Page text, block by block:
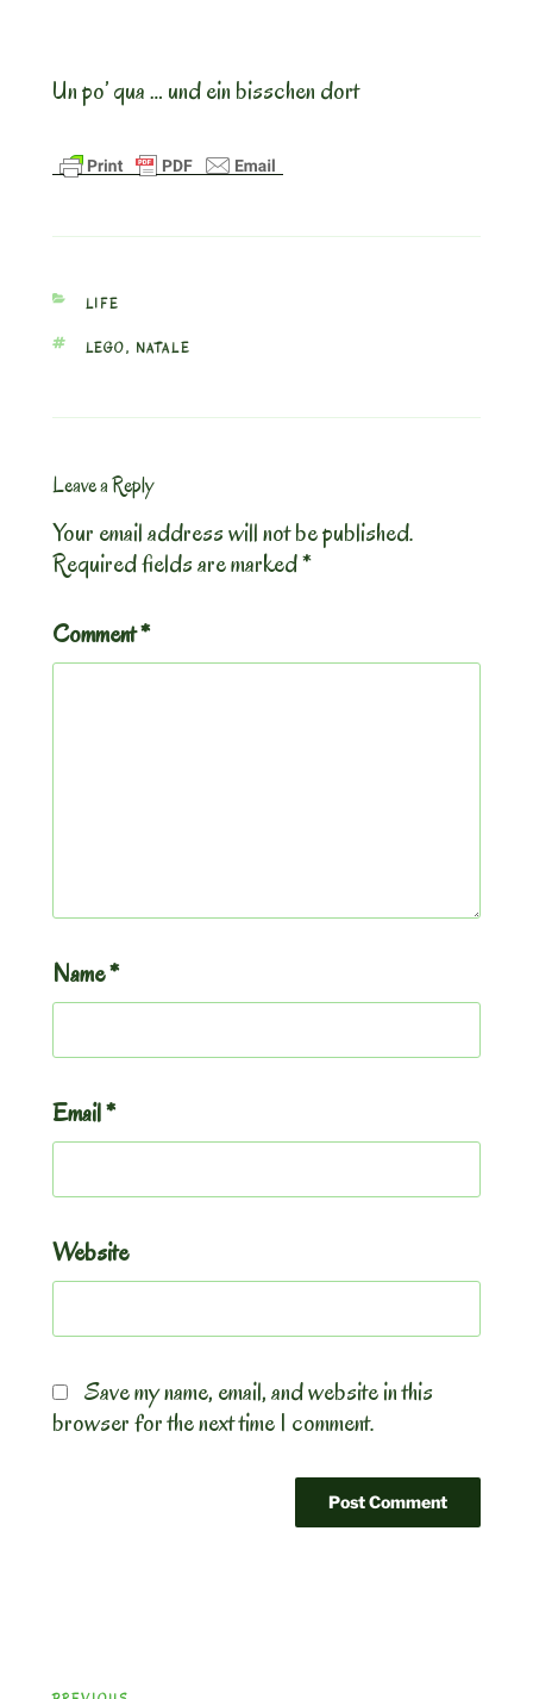
Un po’ qua … und ein bisschen dort
CATEGORIES
LIFE
TAGS
LEGO, NATALE
Leave a Reply
Your email address will not be published.
Required fields are marked*
Comment*
Name*
Email*
Website
Save my name, email, and website in this
browser for the next time I comment.